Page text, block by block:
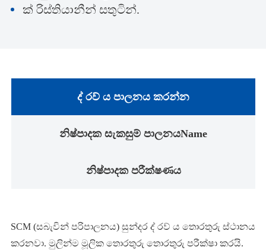
ක් රිස්තියානීන් සතුටින්.
ද් රව් ය පාලනය කරන්න
නිෂ්පාදක සැකසුම් පාලනයName
නිෂ්පාදක පරීක්ෂණය
SCM (සබැවින් පරිපාලනය) සුන්දර ද් රව් ය තොරතුරු ස්ථානය
කරනවා. මුලින්ම මූලික තොරතුරු තොරතුරු පරීක්ෂා කරයි.